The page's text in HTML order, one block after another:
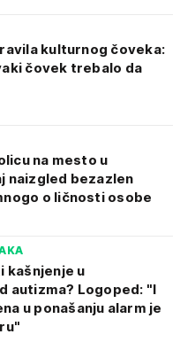
kulturnog čoveka:
čovek trebalo da
na mesto u
naizgled bezazlen
o ličnosti osobe
kašnjenje u
autizma? Logoped: "I
u ponašanju alarm je